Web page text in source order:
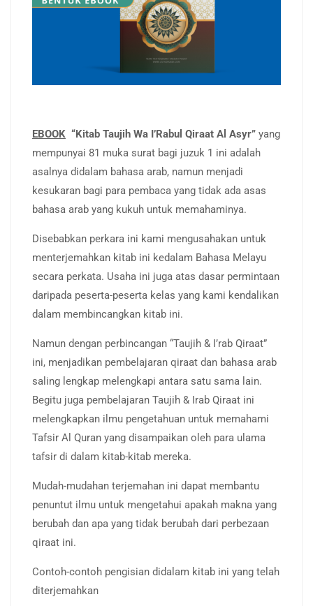
EBOOK “Kitab Taujih Wa I’Rabul Qiraat Al Asyr” yang
mempunyai 81 muka surat bagi juzuk 1 ini adalah
asalnya didalam bahasa arab, namun menjadi
kesukaran bagi para pembaca yang tidak ada asas
bahasa arab yang kukuh untuk memahaminya.
Disebabkan perkara ini kami mengusahakan untuk
menterjemahkan kitab ini kedalam Bahasa Melayu
secara perkata. Usaha ini juga atas dasar permintaan
daripada peserta-peserta kelas yang kami kendalikan
dalam membincangkan kitab ini.
Namun dengan perbincangan “Taujih & I’rab Qiraat”
ini, menjadikan pembelajaran qiraat dan bahasa arab
saling lengkap melengkapi antara satu sama lain.
Begitu juga pembelajaran Taujih & Irab Qiraat ini
melengkapkan ilmu pengetahuan untuk memahami
Tafsir Al Quran yang disampaikan oleh para ulama
tafsir di dalam kitab-kitab mereka.
Mudah-mudahan terjemahan ini dapat membantu
penuntut ilmu untuk mengetahui apakah makna yang
berubah dan apa yang tidak berubah dari perbezaan
qiraat ini.
Contoh-contoh pengisian didalam kitab ini yang telah
diterjemahkan